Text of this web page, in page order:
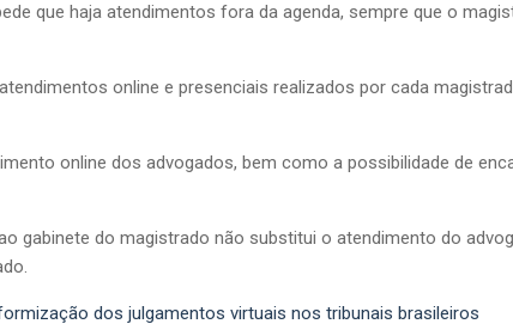
que haja atendimentos fora da agenda, sempre que o
online e presenciais realizados por cada
online dos advogados, bem como a possibilidade de
gabinete do magistrado não substitui o atendimento do
dos julgamentos virtuais nos tribunais brasileiros